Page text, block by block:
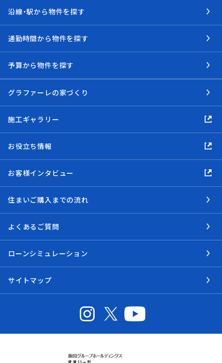
沿線・駅から物件を探す
通勤時間から物件を探す
予算から物件を探す
グラファーレの家づくり
施工ギャラリー
お役立ち情報
お客様インタビュー
住まいご購入までの流れ
よくあるご質問
ローンシミュレーション
サイトマップ